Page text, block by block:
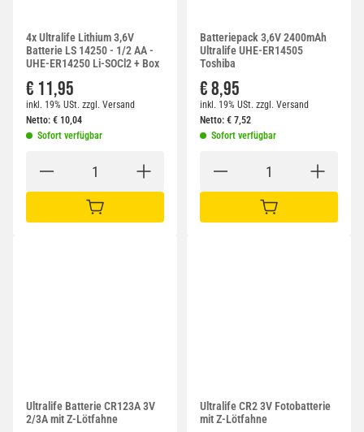
4x Ultralife Lithium 3,6V
Batterie LS 14250 - 1/2 AA -
UHE-ER14250 Li-SOCl2 + Box
€ 11,95
inkl. 19% USt. zzgl. Versand
Netto: € 10,04
Sofort verfügbar
IN DEN WARENKORB
Batteriepack 3,6V 2400mAh
Ultralife UHE-ER14505
Toshiba
€ 8,95
inkl. 19% USt. zzgl. Versand
Netto: € 7,52
Sofort verfügbar
IN DEN WARENKORB
Ultralife Batterie CR123A 3V
2/3A mit Z-Lötfahne
Ultralife CR2 3V Fotobatterie
mit Z-Lötfahne